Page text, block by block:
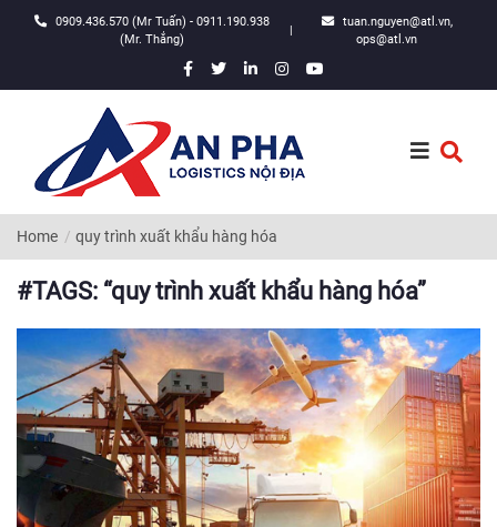
0909.436.570 (Mr Tuấn) - 0911.190.938
(Mr. Thắng)
|
tuan.nguyen@atl.vn,
ops@atl.vn
Home quy trình xuất khẩu hàng hóa
#TAGS: “quy trình xuất khẩu hàng hóa”